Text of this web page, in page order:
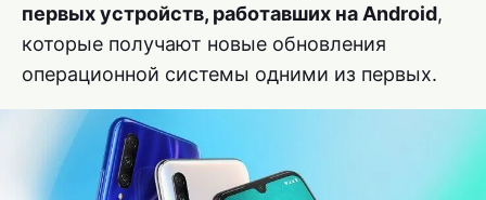
первых устройств, работавших на Android,
которые получают новые обновления
операционной системы одними из первых.